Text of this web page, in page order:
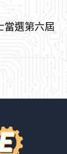
當選第六屆